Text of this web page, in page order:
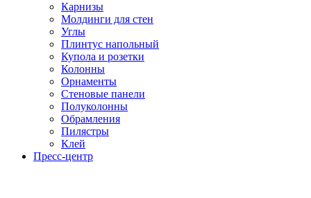
Карнизы
Молдинги для стен
Углы
Плинтус напольный
Купола и розетки
Колонны
Орнаменты
Стеновые панели
Полуколонны
Обрамления
Пилястры
Клей
Пресс-центр